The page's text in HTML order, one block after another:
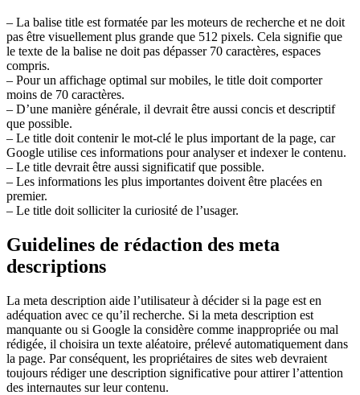
– La balise title est formatée par les moteurs de recherche et ne doit
pas être visuellement plus grande que 512 pixels. Cela signifie que
le texte de la balise ne doit pas dépasser 70 caractères, espaces
compris.
– Pour un affichage optimal sur mobiles, le title doit comporter
moins de 70 caractères.
– D’une manière générale, il devrait être aussi concis et descriptif
que possible.
– Le title doit contenir le mot-clé le plus important de la page, car
Google utilise ces informations pour analyser et indexer le contenu.
– Le title devrait être aussi significatif que possible.
– Les informations les plus importantes doivent être placées en
premier.
– Le title doit solliciter la curiosité de l’usager.
Guidelines de rédaction des meta
descriptions
La meta description aide l’utilisateur à décider si la page est en
adéquation avec ce qu’il recherche. Si la meta description est
manquante ou si Google la considère comme inappropriée ou mal
rédigée, il choisira un texte aléatoire, prélevé automatiquement dans
la page. Par conséquent, les propriétaires de sites web devraient
toujours rédiger une description significative pour attirer l’attention
des internautes sur leur contenu.